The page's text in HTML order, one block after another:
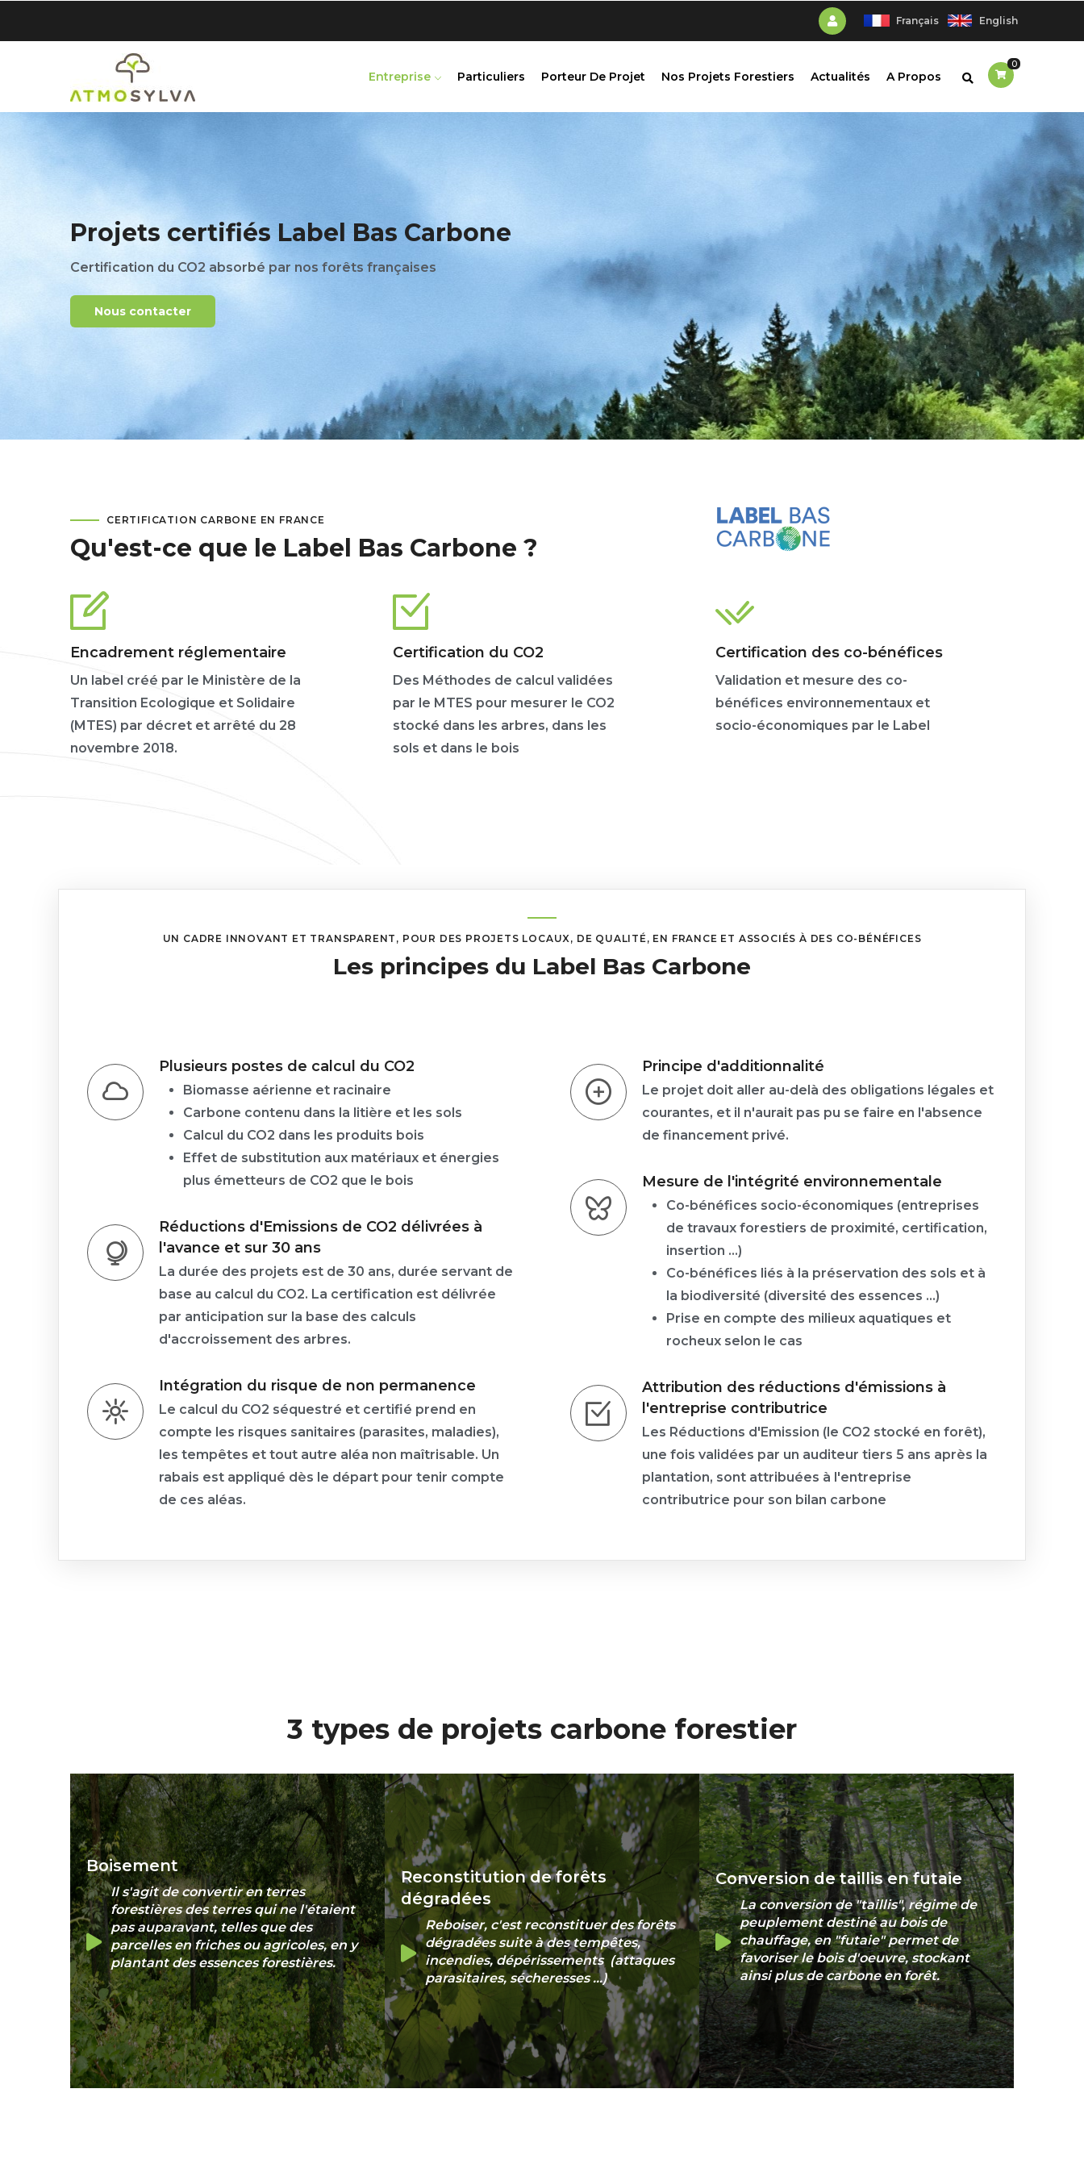
Français English
Entreprise Particuliers Porteur De Projet Nos Projets Forestiers Actualités A Propos
0
Projets certifiés Label Bas Carbone
Certification du CO2 absorbé par nos forêts françaises
Nous contacter
CERTIFICATION CARBONE EN FRANCE
Qu'est-ce que le Label Bas Carbone ?
Encadrement réglementaire
Un label créé par le Ministère de la
Transition Ecologique et Solidaire
(MTES) par décret et arrêté du 28
novembre 2018.
Certification du CO2
Des Méthodes de calcul validées
par le MTES pour mesurer le CO2
stocké dans les arbres, dans les
sols et dans le bois
Certification des co-bénéfices
Validation et mesure des co-
bénéfices environnementaux et
socio-économiques par le Label
UN CADRE INNOVANT ET TRANSPARENT, POUR DES PROJETS LOCAUX, DE QUALITÉ, EN FRANCE ET ASSOCIÉS À DES CO-BÉNÉFICES
Les principes du Label Bas Carbone
Plusieurs postes de calcul du CO2
Biomasse aérienne et racinaire
Carbone contenu dans la litière et les sols
Calcul du CO2 dans les produits bois
Effet de substitution aux matériaux et énergies
plus émetteurs de CO2 que le bois
Réductions d'Emissions de CO2 délivrées à
l'avance et sur 30 ans
La durée des projets est de 30 ans, durée servant de
base au calcul du CO2. La certification est délivrée
par anticipation sur la base des calculs
d'accroissement des arbres.
Intégration du risque de non permanence
Le calcul du CO2 séquestré et certifié prend en
compte les risques sanitaires (parasites, maladies),
les tempêtes et tout autre aléa non maîtrisable. Un
rabais est appliqué dès le départ pour tenir compte
de ces aléas.
Principe d'additionnalité
Le projet doit aller au-delà des obligations légales et
courantes, et il n'aurait pas pu se faire en l'absence
de financement privé.
Mesure de l'intégrité environnementale
Co-bénéfices socio-économiques (entreprises
de travaux forestiers de proximité, certification,
insertion ...)
Co-bénéfices liés à la préservation des sols et à
la biodiversité (diversité des essences ...)
Prise en compte des milieux aquatiques et
rocheux selon le cas
Attribution des réductions d'émissions à
l'entreprise contributrice
Les Réductions d'Emission (le CO2 stocké en forêt),
une fois validées par un auditeur tiers 5 ans après la
plantation, sont attribuées à l'entreprise
contributrice pour son bilan carbone
3 types de projets carbone forestier
Boisement
Il s'agit de convertir en terres
forestières des terres qui ne l'étaient
pas auparavant, telles que des
parcelles en friches ou agricoles, en y
plantant des essences forestières.
Reconstitution de forêts
dégradées
Reboiser, c'est reconstituer des forêts
dégradées suite à des tempêtes,
incendies, dépérissements (attaques
parasitaires, sécheresses ...)
Conversion de taillis en futaie
La conversion de "taillis", régime de
peuplement destiné au bois de
chauffage, en "futaie" permet de
favoriser le bois d'oeuvre, stockant
ainsi plus de carbone en forêt.